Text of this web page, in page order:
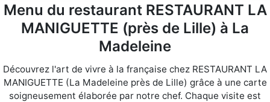
Menu du restaurant RESTAURANT LA
MANIGUETTE (près de Lille) à La
Madeleine
Découvrez l'art de vivre à la française chez RESTAURANT LA
MANIGUETTE (La Madeleine près de Lille) grâce à une carte
soigneusement élaborée par notre chef. Chaque visite est